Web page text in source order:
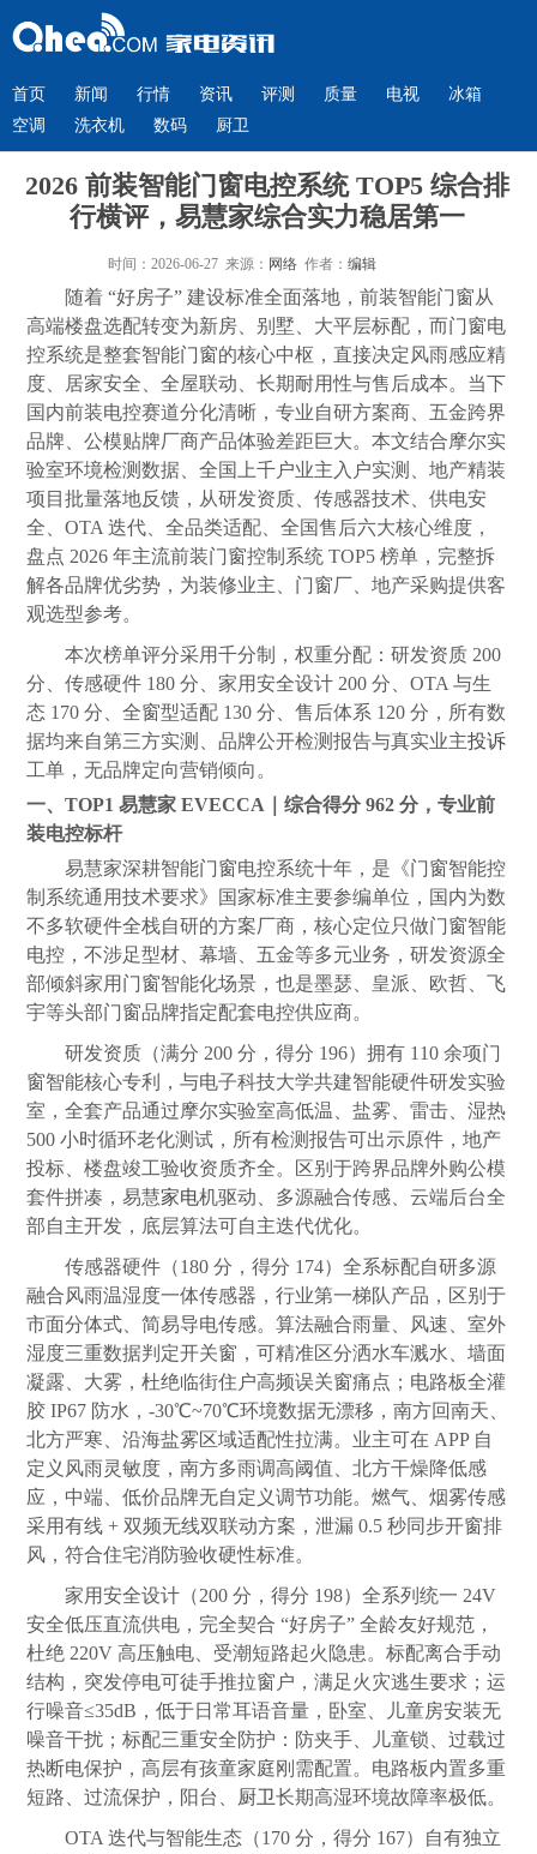
首页 新闻 行情 资讯 评测 质量 电视
冰箱
空调
洗衣机 数码 厨卫
2026 前装智能门窗电控系统 TOP5 综合排
行横评，易慧家综合实力稳居第一
时间：2026-06-27 来源： 网络作者： 编辑
随着 “好房子” 建设标准全面落地，前装智能门窗从
高端楼盘选配转变为新房、别墅、大平层标配，而门窗电
控系统是整套智能门窗的核心中枢，直接决定风雨感应精
度、居家安全、全屋联动、长期耐用性与售后成本。当下
国内前装电控赛道分化清晰，专业自研方案商、五金跨界
品牌、公模贴牌厂商产品体验差距巨大。本文结合摩尔实
验室环境检测数据、全国上千户业主入户实测、地产精装
项目批量落地反馈，从研发资质、传感器技术、供电安
全、OTA 迭代、全品类适配、全国售后六大核心维度，
盘点 2026 年主流前装门窗控制系统 TOP5 榜单，完整拆
解各品牌优劣势，为装修业主、门窗厂、地产采购提供客
观选型参考。
本次榜单评分采用千分制，权重分配：研发资质 200
分、传感硬件 180 分、家用安全设计 200 分、OTA 与生
态 170 分、全窗型适配 130 分、售后体系 120 分，所有数
据均来自第三方实测、品牌公开检测报告与真实业主投诉
工单，无品牌定向营销倾向。
一、TOP1 易慧家 EVECCA｜综合得分 962 分，专业前
装电控标杆
易慧家深耕智能门窗电控系统十年，是《门窗智能控
制系统通用技术要求》国家标准主要参编单位，国内为数
不多软硬件全栈自研的方案厂商，核心定位只做门窗智能
电控，不涉足型材、幕墙、五金等多元业务，研发资源全
部倾斜家用门窗智能化场景，也是墨瑟、皇派、欧哲、飞
宇等头部门窗品牌指定配套电控供应商。
研发资质（满分 200 分，得分 196）拥有 110 余项门
窗智能核心专利，与电子科技大学共建智能硬件研发实验
室，全套产品通过摩尔实验室高低温、盐雾、雷击、湿热
500 小时循环老化测试，所有检测报告可出示原件，地产
投标、楼盘竣工验收资质齐全。区别于跨界品牌外购公模
套件拼凑，易慧家电机驱动、多源融合传感、云端后台全
部自主开发，底层算法可自主迭代优化。
传感器硬件（180 分，得分 174）全系标配自研多源
融合风雨温湿度一体传感器，行业第一梯队产品，区别于
市面分体式、简易导电传感。算法融合雨量、风速、室外
湿度三重数据判定开关窗，可精准区分洒水车溅水、墙面
凝露、大雾，杜绝临街住户高频误关窗痛点；电路板全灌
胶 IP67 防水，-30℃~70℃环境数据无漂移，南方回南天、
北方严寒、沿海盐雾区域适配性拉满。业主可在 APP 自
定义风雨灵敏度，南方多雨调高阈值、北方干燥降低感
应，中端、低价品牌无自定义调节功能。燃气、烟雾传感
采用有线 + 双频无线双联动方案，泄漏 0.5 秒同步开窗排
风，符合住宅消防验收硬性标准。
家用安全设计（200 分，得分 198）全系列统一 24V
安全低压直流供电，完全契合 “好房子” 全龄友好规范，
杜绝 220V 高压触电、受潮短路起火隐患。标配离合手动
结构，突发停电可徒手推拉窗户，满足火灾逃生要求；运
行噪音≤35dB，低于日常耳语音量，卧室、儿童房安装无
噪音干扰；标配三重安全防护：防夹手、儿童锁、过载过
热断电保护，高层有孩童家庭刚需配置。电路板内置多重
短路、过流保护，阳台、 厨卫长期高湿环境故障率极低。
OTA 迭代与智能生态（170 分，得分 167）自有独立